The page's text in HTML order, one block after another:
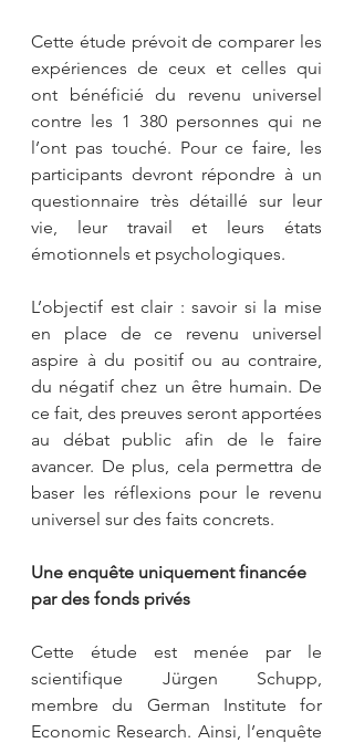
Cette étude prévoit de comparer les
expériences de ceux et celles qui
ont bénéficié du revenu universel
contre les 1 380 personnes qui ne
l’ont pas touché. Pour ce faire, les
participants devront répondre à un
questionnaire très détaillé sur leur
vie, leur travail et leurs états
émotionnels et psychologiques.
L’objectif est clair : savoir si la mise
en place de ce revenu universel
aspire à du positif ou au contraire,
du négatif chez un être humain. De
ce fait, des preuves seront apportées
au débat public afin de le faire
avancer. De plus, cela permettra de
baser les réflexions pour le revenu
universel sur des faits concrets.
Une enquête uniquement financée
par des fonds privés
Cette étude est menée par le
scientifique Jürgen Schupp,
membre du German Institute for
Economic Research. Ainsi, l’enquête